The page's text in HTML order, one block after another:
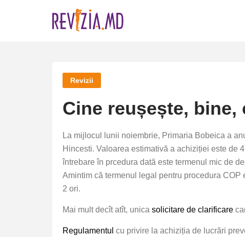
Revizii
Cine reușește,
La mijlocul lunii noiembrie, Primaria Bobeica a
Hincesti. Valoarea estimativă a achiziției este de
întrebare în prcedura dată este termenul mic de
Amintim că termenul legal pentru procedura
2 ori.
Mai mult decît atît, unica solicitare de clarificare
Regulamentul cu privire la achiziția de lucrări